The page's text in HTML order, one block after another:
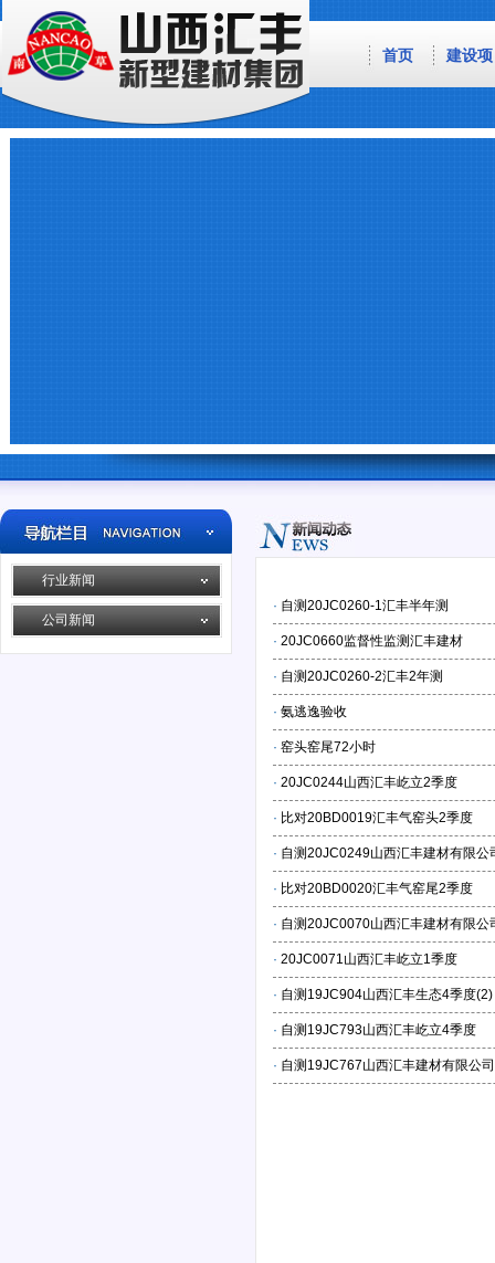
首页 建设
行业新闻
公司新闻
· 自测20JC0260-1汇丰半年测
· 20JC0660监督性监测汇丰建材
· 自测20JC0260-2汇丰2年测
· 氨逃逸验收
· 窑头窑尾72小时
· 20JC0244山西汇丰屹立2季度
· 比对20BD0019汇丰气窑头2季度
· 自测20JC0249山西汇丰建材有限公
· 比对20BD0020汇丰气窑尾2季度
· 自测20JC0070山西汇丰建材有限公
· 20JC0071山西汇丰屹立1季度
· 自测19JC904山西汇丰生态4季度(2)
· 自测19JC793山西汇丰屹立4季度
· 自测19JC767山西汇丰建材有限公